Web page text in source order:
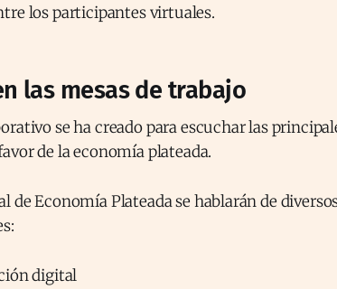
los participantes virtuales.
las mesas de trabajo
se ha creado para escuchar las
de la economía plateada.
de Economía Plateada se hablarán de
digital